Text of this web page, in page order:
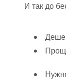
И так до